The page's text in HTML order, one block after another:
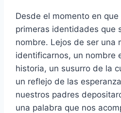
Desde el momento en
primeras identidades que
nombre. Lejos de ser una
identificarnos, un nombre
historia, un susurro de la
un reflejo de las
nuestros padres
una palabra que nos